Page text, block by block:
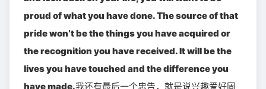
proud of what you have done. The source of that
pride won’t be the things you have acquired or
the recognition you have received. It will be the
lives you have touched and the difference you
have made.我还有最后一个忠告，就是说兴趣爱好固